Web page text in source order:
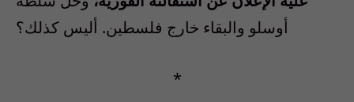
أوسلو والبقاء خارج فلسطين. أليس كذلك؟
*